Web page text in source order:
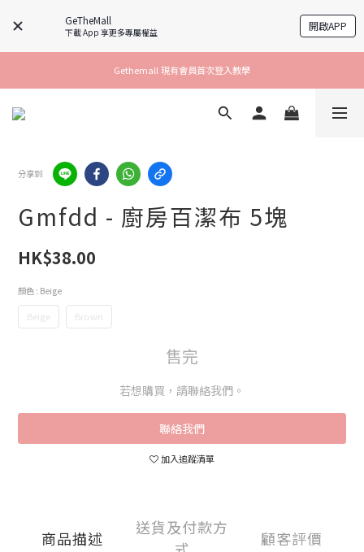
GeTheMall
下載 App 享更多專屬權益 開啟APP
Gethemall 現有會員首次登入教學
分享到
Gmfdd - 廚房百潔布 5塊
HK$38.00
顏色 : Beige
Beige Brown
售完
若想購買，請聯絡我們。
聯絡我們
加入追蹤清單
商品描述
送貨及付款方
顧客評價